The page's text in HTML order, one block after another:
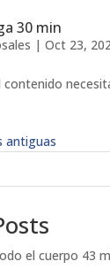
30 min
| Oct 23,
contenido
antiguas
el cuerpo 43